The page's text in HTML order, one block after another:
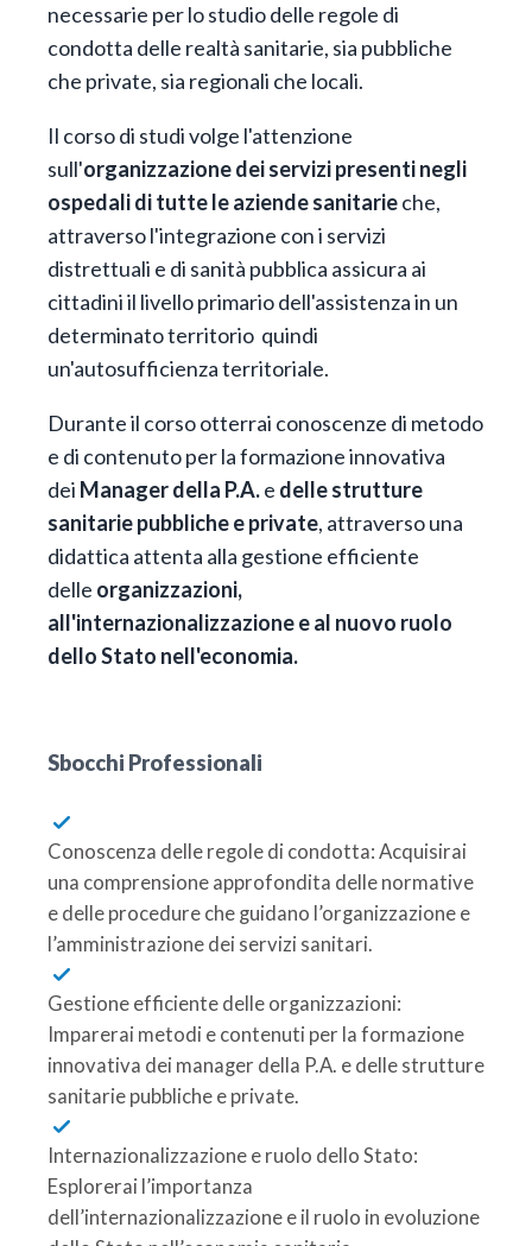
necessarie per lo studio delle regole di
condotta delle realtà sanitarie, sia pubbliche
che private, sia regionali che locali.
Il corso di studi volge l'attenzione
sull'organizzazione dei servizi presenti negli
ospedali di tutte le aziende sanitarieche,
attraverso l'integrazione con i servizi
distrettuali e di sanità pubblica assicura ai
cittadini il livello primario dell'assistenza in un
determinato territorio quindi
un'autosufficienza territoriale.
Durante il corso otterrai conoscenze di metodo
e di contenuto per la formazione innovativa
dei Manager della P.A.e delle strutture
sanitarie pubbliche e private, attraverso una
didattica attenta alla gestione efficiente
delle organizzazioni,
all'internazionalizzazione e al nuovo ruolo
dello Stato nell'economia.
Sbocchi Professionali
Conoscenza delle regole di condotta: Acquisirai
una comprensione approfondita delle normative
e delle procedure che guidano l’organizzazione e
l’amministrazione dei servizi sanitari.
Gestione efficiente delle organizzazioni:
Imparerai metodi e contenuti per la formazione
innovativa dei manager della P.A. e delle strutture
sanitarie pubbliche e private.
Internazionalizzazione e ruolo dello Stato:
Esplorerai l’importanza
dell’internazionalizzazione e il ruolo in evoluzione